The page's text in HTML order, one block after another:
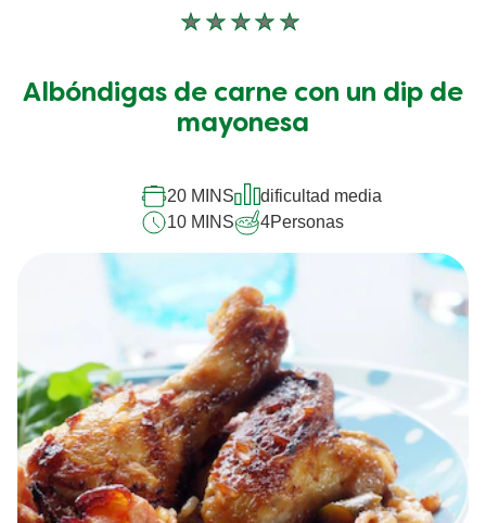
No
enviado
calificaciones
recipe
Albóndigas de carne con un dip de
mayonesa
20 MINS
dificultad media
10 MINS
4Personas